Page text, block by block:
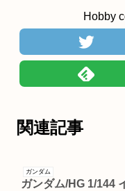
Hobby
関連記事
ガンダム
ガンダム/HG 1/144